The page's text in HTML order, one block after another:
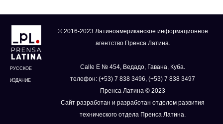
РУССКОЕ
ИЗДАНИЕ
© 2016-2023 Латиноамериканское информационное
агентство Пренса Латина.
Calle E № 454, Ведадо, Гавана, Куба.
телефон: (+53) 7 838 3496, (+53) 7 838 3497
Пренса Латина © 2023
Сайт разработан и разработан отделом развития
технического отдела Пренса Латина.